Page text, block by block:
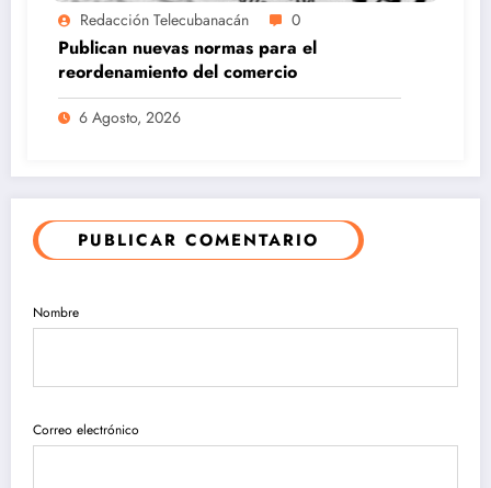
Redacción Telecubanacán 0
Publican nuevas normas para el
reordenamiento del comercio
6 Agosto, 2026
PUBLICAR COMENTARIO
Nombre
Correo electrónico